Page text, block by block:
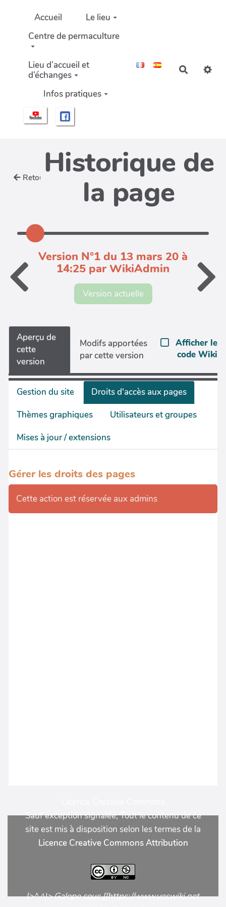
Aller au contenu principal
Accueil
Le lieu
Centre de permaculture
Lieu d’accueil et
d’échanges
Infos pratiques
Retour Historique de
la page
Version N°1 du 13 mars 20 à
14:25 par WikiAdmin
Version actuelle
Aperçu de
cette
version
Modifs apportées
par cette version
Afficher le
code Wiki
Sauf exception signalée, Tout le contenu de ce
site est mis à disposition selon les termes de la
Licence Creative Commons Attribution
(>^^)> Galope sous [[https://www.yeswiki.net